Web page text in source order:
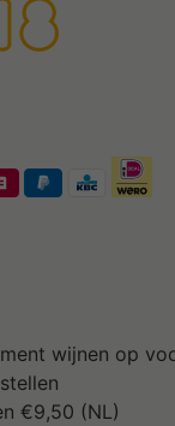
wijnen op
€9,50 (NL)